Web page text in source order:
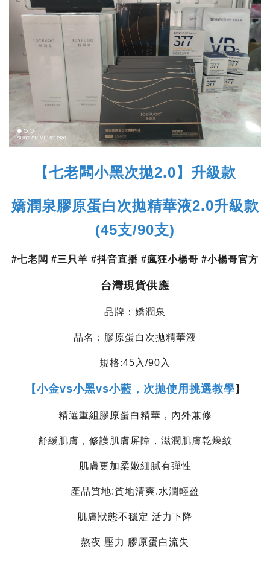
【七老闆小黑次拋2.0】升級款
嬌潤泉膠原蛋白次拋精華液2.0升級款
(45支/90支)
#七老闆 #三只羊 #抖音直播 #瘋狂小楊哥 #小楊哥官方
台灣現貨供應
品牌：嬌潤泉
品名：膠原蛋白次拋精華液
規格:45入/90入
【小金vs小黑vs小藍，次拋使用挑選教學 】
精選重組膠原蛋白精華，內外兼修
舒緩肌膚，修護肌膚屏障，滋潤肌膚乾燥紋
肌膚更加柔嫩細膩有彈性
產品質地:質地清爽.水潤輕盈
肌膚狀態不穩定 活力下降
熬夜 壓力 膠原蛋白流失